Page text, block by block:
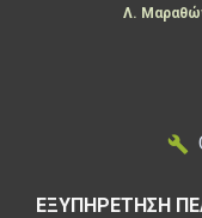
Λ.
ΕΞΥΠΗΡΕΤΗΣΗ